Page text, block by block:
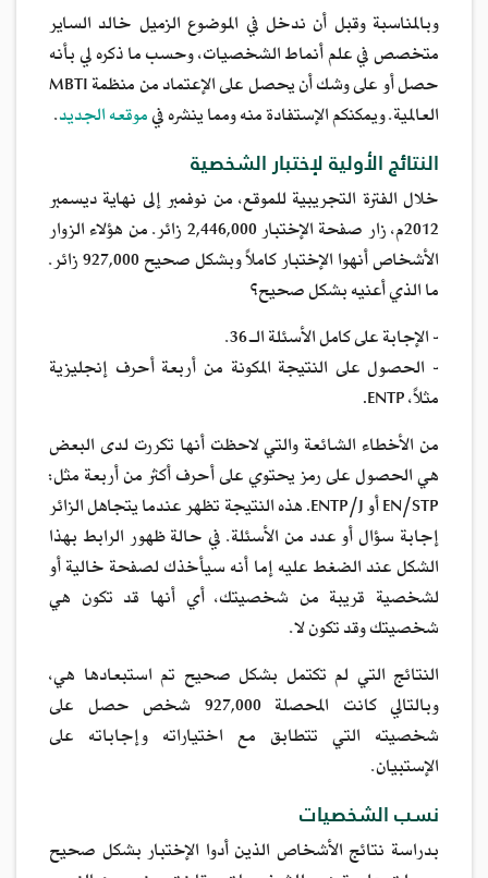
وبالمناسبة وقبل أن ندخل في الموضوع الزميل خالد الساير
متخصص في علم أنماط الشخصيات، وحسب ما ذكره لي بأنه
حصل أو على وشك أن يحصل على الإعتماد من منظمة MBTI
العالمية. ويمكنكم الإستفادة منه ومما ينشره فيموقعه الجديد.
النتائج الأولية لإختبار الشخصية
خلال الفترة التجريبية للموقع، من نوفمبر إلى نهاية ديسمبر
2012م، زار صفحة الإختبار 2,446,000 زائر. من هؤلاء الزوار
الأشخاص أنهوا الإختبار كاملاً وبشكل صحيح 927,000 زائر.
ما الذي أعنيه بشكل صحيح؟
- الإجابة على كامل الأسئلة الـ 36.
- الحصول على النتيجة المكونة من أربعة أحرف إنجليزية
مثلاً، ENTP.
من الأخطاء الشائعة والتي لاحظت أنها تكررت لدى البعض
هي الحصول على رمز يحتوي على أحرف أكثر من أربعة مثل:
EN/STP أو ENTP/J. هذه النتيجة تظهر عندما يتجاهل الزائر
إجابة سؤال أو عدد من الأسئلة. في حالة ظهور الرابط بهذا
الشكل عند الضغط عليه إما أنه سيأخذك لصفحة خالية أو
لشخصية قريبة من شخصيتك، أي أنها قد تكون هي
شخصيتك وقد تكون لا.
النتائج التي لم تكتمل بشكل صحيح تم استبعادها هي،
وبالتالي كانت المحصلة 927,000 شخص حصل على
شخصيته التي تتطابق مع اختياراته وإجاباته على
الإستبيان.
نسب الشخصيات
بدراسة نتائج الأشخاص الذين أدوا الإختبار بشكل صحيح